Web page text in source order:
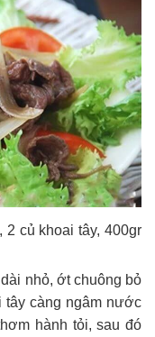
củ khoai tây, 400gr
nhỏ, ớt chuông bỏ
tây càng ngâm nước
hành tỏi, sau đó